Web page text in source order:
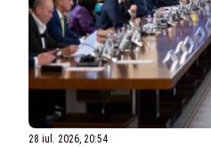
28 iul. 2026, 20:54